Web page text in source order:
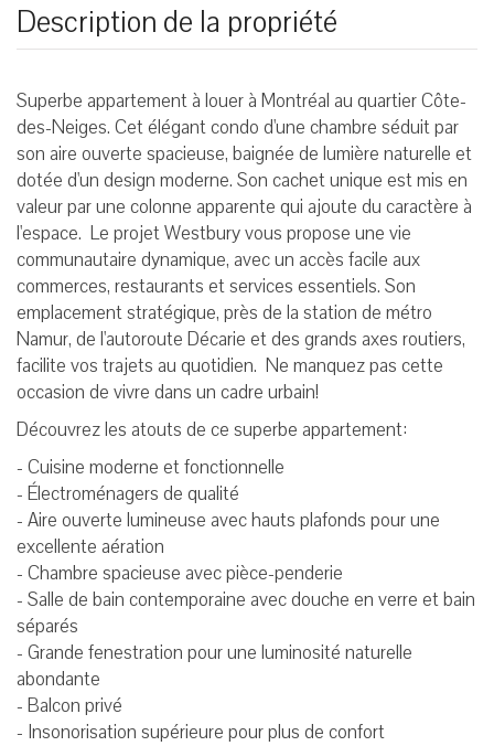
Description de la propriété
Superbe appartement à louer à Montréal au quartier Côte-
des-Neiges. Cet élégant condo d'une chambre séduit par
son aire ouverte spacieuse, baignée de lumière naturelle et
dotée d'un design moderne. Son cachet unique est mis en
valeur par une colonne apparente qui ajoute du caractère à
l'espace. Le projet Westbury vous propose une vie
communautaire dynamique, avec un accès facile aux
commerces, restaurants et services essentiels. Son
emplacement stratégique, près de la station de métro
Namur, de l'autoroute Décarie et des grands axes routiers,
facilite vos trajets au quotidien. Ne manquez pas cette
occasion de vivre dans un cadre urbain!
Découvrez les atouts de ce superbe appartement:
- Cuisine moderne et fonctionnelle
- Électroménagers de qualité
- Aire ouverte lumineuse avec hauts plafonds pour une
excellente aération
- Chambre spacieuse avec pièce-penderie
- Salle de bain contemporaine avec douche en verre et bain
séparés
- Grande fenestration pour une luminosité naturelle
abondante
- Balcon privé
- Insonorisation supérieure pour plus de confort